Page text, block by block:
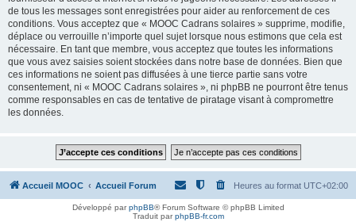
de tous les messages sont enregistrées pour aider au renforcement de ces
conditions. Vous acceptez que « MOOC Cadrans solaires » supprime, modifie,
déplace ou verrouille n’importe quel sujet lorsque nous estimons que cela est
nécessaire. En tant que membre, vous acceptez que toutes les informations
que vous avez saisies soient stockées dans notre base de données. Bien que
ces informations ne soient pas diffusées à une tierce partie sans votre
consentement, ni « MOOC Cadrans solaires », ni phpBB ne pourront être tenus
comme responsables en cas de tentative de piratage visant à compromettre
les données.
Accueil MOOC Accueil Forum Heures au format UTC+02:00
Développé parphpBB® Forum Software © phpBB Limited
Traduit parphpBB-fr.com